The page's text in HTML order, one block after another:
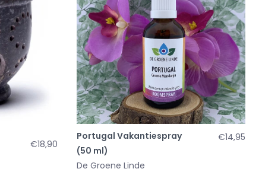
€18,90
Portugal Vakantiespray
(50 ml)
De Groene Linde
€14,95